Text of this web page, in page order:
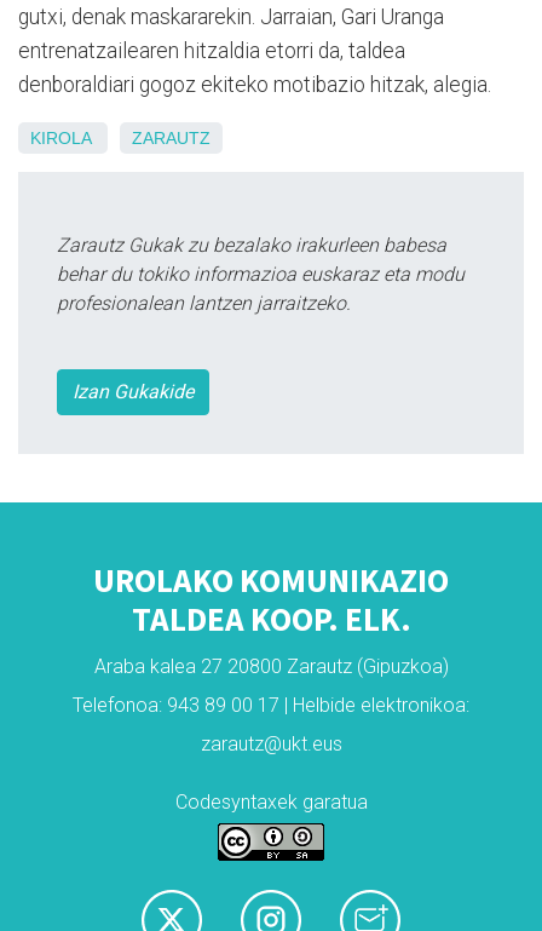
gutxi, denak maskararekin. Jarraian, Gari Uranga
entrenatzailearen hitzaldia etorri da, taldea
denboraldiari gogoz ekiteko motibazio hitzak, alegia.
KIROLA ZARAUTZ
Zarautz Gukak zu bezalako irakurleen babesa
behar du tokiko informazioa euskaraz eta modu
profesionalean lantzen jarraitzeko.
Izan Gukakide
UROLAKO KOMUNIKAZIO
TALDEA KOOP. ELK.
Araba kalea 27 20800 Zarautz (Gipuzkoa)
Telefonoa: 943 89 00 17 | Helbide elektronikoa:
zarautz@ukt.eus
Codesyntaxek garatua